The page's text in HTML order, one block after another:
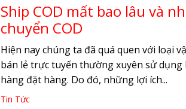
Ship COD mất bao lâu và
chuyển COD
Hiện nay chúng ta đã quá quen với loại
bán lẻ trực tuyến thường xuyên sử dụng
hàng đặt hàng. Do đó, những lợi ích...
Tin Tức